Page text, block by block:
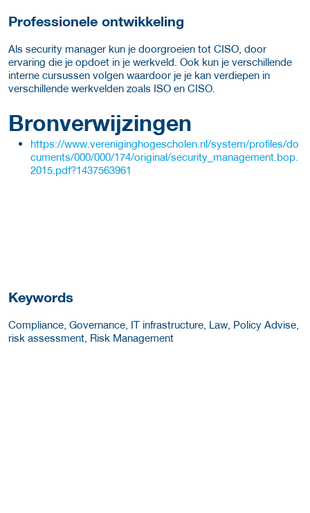
Professionele ontwikkeling
Als security manager kun je doorgroeien tot CISO, door
ervaring die je opdoet in je werkveld. Ook kun je verschillende
interne cursussen volgen waardoor je je kan verdiepen in
verschillende werkvelden zoals ISO en CISO.
Bronverwijzingen
https://www.vereniginghogescholen.nl/system/profiles/do
cuments/000/000/174/original/security_management.bop.
2015.pdf?1437563961
Keywords
Compliance, Governance, IT infrastructure, Law, Policy Advise,
risk assessment, Risk Management